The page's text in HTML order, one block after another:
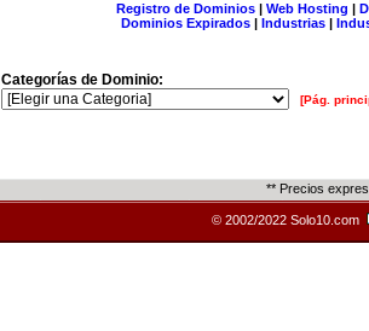
Registro de Dominios| Web Hosting |
Dominios Expirados | Industrias |
Categorías de Dominio:
[Pág.
** Precios
© 2002/2022 Solo10.com